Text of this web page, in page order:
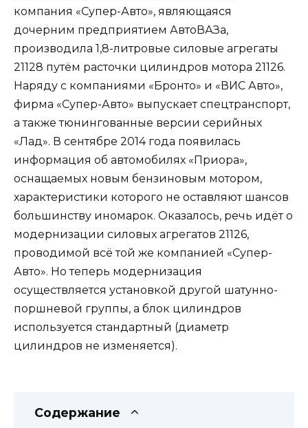
компания «Супер-Авто», являющаяся
дочерним предприятием АвтоВАЗа,
производила 1,8-литровые силовые агрегаты
21128 путём расточки цилиндров мотора 21126.
Наряду с компаниями «Бронто» и «ВИС Авто»,
фирма «Супер-Авто» выпускает спецтранспорт,
а также тюнингованные версии серийных
«Лад». В сентябре 2014 года появилась
информация об автомобилях «Приора»,
оснащаемых новым бензиновым мотором,
характеристики которого не оставляют шансов
большинству иномарок. Оказалось, речь идёт о
модернизации силовых агрегатов 21126,
проводимой всё той же компанией «Супер-
Авто». Но теперь модернизация
осуществляется установкой другой шатунно-
поршневой группы, а блок цилиндров
используется стандартный (диаметр
цилиндров не изменяется).
Содержание